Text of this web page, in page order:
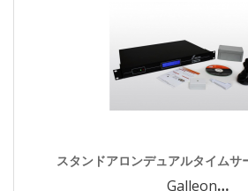
スタンドアロンデュアルタイムサ
Galleon…